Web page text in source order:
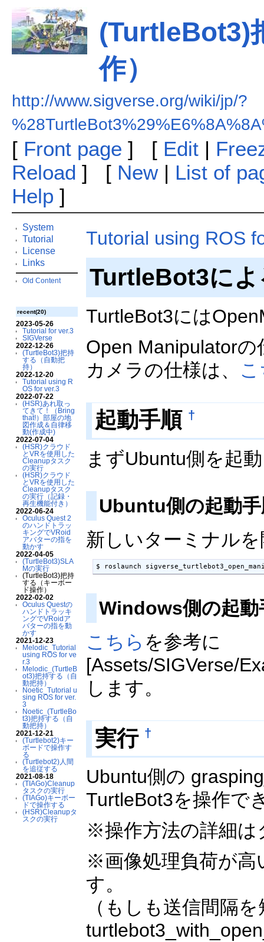
(TurtleBot3)
作）
http://www.sigverse.org/wiki/jp/?
[ Front page ] [ Edit|
Reload ] [ New| List of
Help ]
System
Tutorial
License
Links
Old Content
recent(20)
2023-05-26
Tutorial for ver.3
SIGVerse
2022-12-26
(TurtleBot3)把持
する（自動把
持）
2022-12-20
Tutorial using R
OS for ver.3
2022-07-22
(HSR)あれ取っ
てきて！（Bring
that!）部屋の地
図作成＆自律移
動(作成中)
2022-07-04
(HSR)クラウド
とVRを使用した
Cleanupタスク
の実行
(HSR)クラウド
とVRを使用した
Cleanupタスク
の実行（記録・
再生機能付き）
2022-06-24
Oculus Quest 2
のハンドトラッ
キングでVRoid
アバターの指を
動かす
2022-04-05
(TurtleBot3)SLA
Mの実行
(TurtleBot3)把持
する（キーボー
ド操作）
2022-02-02
Oculus Questの
ハンドトラッキ
ングでVRoidア
バターの指を動
かす
2021-12-23
Melodic_Tutorial
using ROS for ve
r.3
Melodic_(TurtleB
ot3)把持する（自
動把持）
Noetic_Tutorial u
sing ROS for ver.
3
Noetic_(TurtleBo
t3)把持する（自
動把持）
2021-12-21
(Turtlebot2)キー
ボードで操作す
る
(Turtlebot2)人間
を追従する
2021-08-18
(TIAGo)Cleanup
タスクの実行
(TIAGo)キーボー
ドで操作する
(HSR)Cleanupタ
スクの実行
Tutorial using ROS
TurtleBot3に
TurtleBot3には
Open Manipulatorの
カメラの仕様は、
起動手順 †
まずUbuntu側を起
Ubuntu側の起動
新しいターミナル
$ roslaunch
Windows側の起
こちら を参考に
[Assets/SIGVerse/
します。
実行 †
Ubuntu側の
TurtleBot3を操作で
※操作方法の詳細は
※画像処理負荷が高
す。
（もしも送信間隔